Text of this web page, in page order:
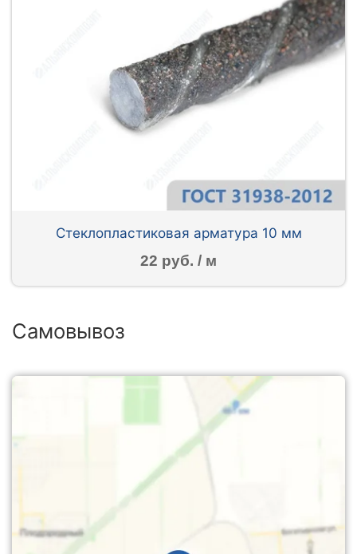
Стеклопластиковая арматура 10 мм
22 руб. / м
Самовывоз